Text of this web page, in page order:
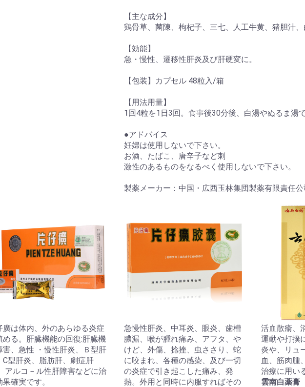
【主な成分】
鶏骨草、菌陳、枸杞子、三七、人工牛黄、猪胆汁
【効能】
急・慢性、遷移性肝炎及び肝硬変に。
【包装】カプセル 48粒入/箱
【用法用量】
1回4粒を1日3回。食事後30分後、白湯やぬるま湯で
●アドバイス
妊婦は使用しないで下さい。
お酒、たばこ、唐辛子など刺
激性のあるものをなるべく使用しないで下さい。
製薬メーカー：中国・広西玉林集団製薬有限責任公
廣は体内、外のあらゆる炎症
める。肝臓機能の回復:肝臓機
害、急性 ・慢性肝炎、Ｂ型肝
C型肝炎、脂肪肝、劇症肝
アルコ－ル性肝障害などに治
確実です。
急慢性肝炎、中耳炎、眼炎、歯槽
膿漏、喉が腫れ痛み、アフタ、や
けど、外傷、捻挫、虫ささり、蛇
に咬まれ、各種の感染、及び一切
の炎症で引き起こした痛み、発
熱。外用と同時に内服すればその
活血散瘉、
運動や打撲
炎や、リュ
血、筋肉腫
治療に用い
雲南白薬膏